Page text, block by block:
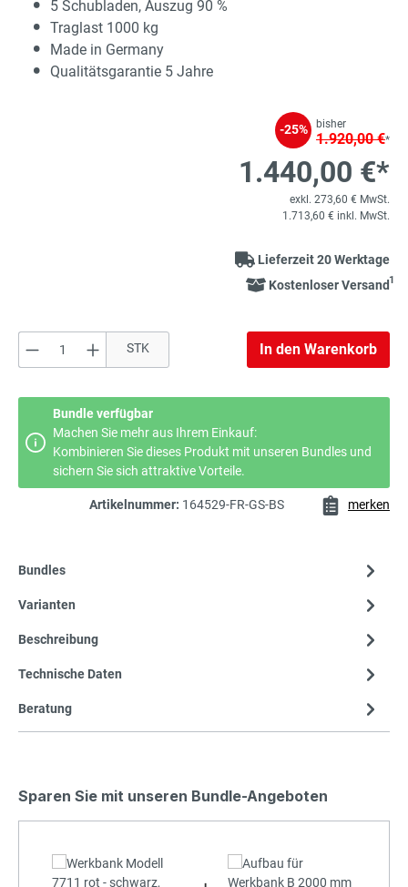
5 Schubladen, Auszug 90 %
Traglast 1000 kg
Made in Germany
Qualitätsgarantie 5 Jahre
-25% bisher
1.920,00 €*
1.440,00 €*
exkl. 273,60 € MwSt.
1.713,60 € inkl. MwSt.
Lieferzeit 20 Werktage
Kostenloser Versand1
Produkt Anzahl: Gib den gewünschten
STK In den Warenkorb
Bundle verfügbar
Machen Sie mehr aus Ihrem Einkauf:
Kombinieren Sie dieses Produkt mit unseren Bundles und
sichern Sie sich attraktive Vorteile.
Artikelnummer: 164529-FR-GS-BS merken
Bundles
Varianten
Beschreibung
Technische Daten
Beratung
Sparen Sie mit unseren Bundle-Angeboten